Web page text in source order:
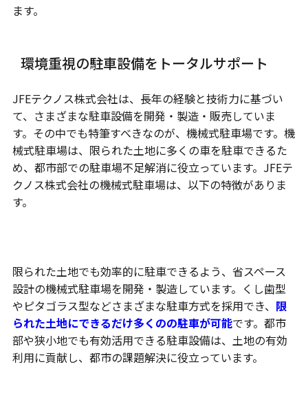
ます。
環境重視の駐車設備をトータルサポート
JFEテクノス株式会社は、長年の経験と技術力に基づい
て、さまざまな駐車設備を開発・製造・販売していま
す。その中でも特筆すべきなのが、機械式駐車場です。機
械式駐車場は、限られた土地に多くの車を駐車できるた
め、都市部での駐車場不足解消に役立っています。JFEテ
クノス株式会社の機械式駐車場は、以下の特徴がありま
す。
限られた土地でも効率的に駐車できるよう、省スペース
設計の機械式駐車場を開発・製造しています。くし歯型
やピタゴラス型などさまざまな駐車方式を採用でき、 限
られた土地にできるだけ多くのの駐車が可能です。都市
部や狭小地でも有効活用できる駐車設備は、土地の有効
利用に貢献し、都市の課題解決に役立っています。